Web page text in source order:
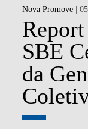
Nova Promove| 05
SBE
da